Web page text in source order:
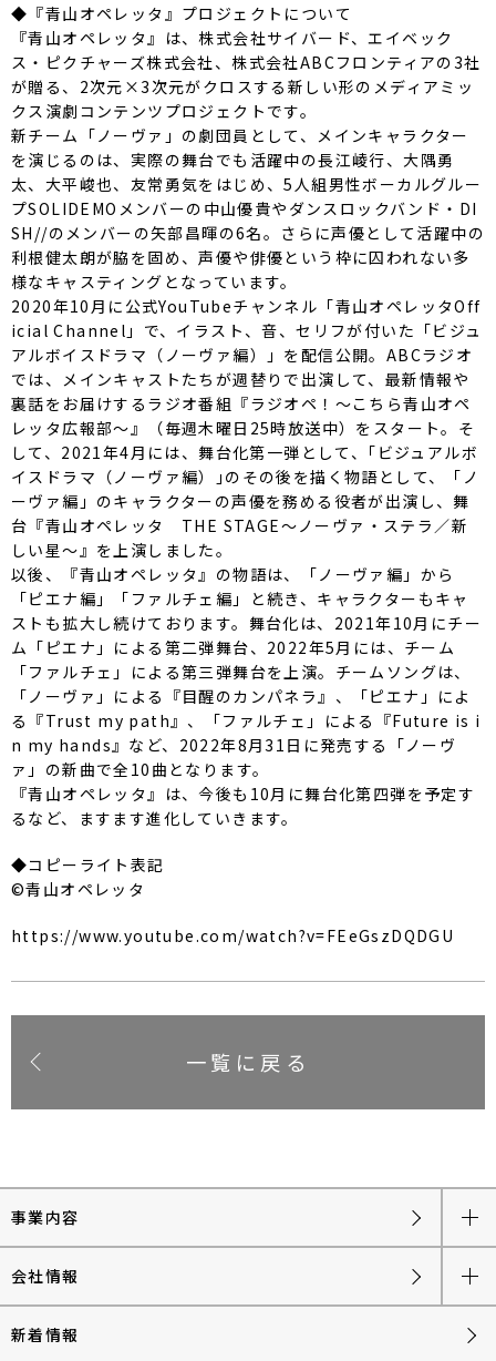
◆『青山オペレッタ』プロジェクトについて
『青山オペレッタ』は、株式会社サイバード、エイベック
ス・ピクチャーズ株式会社、株式会社ABCフロンティアの3社
が贈る、2次元×3次元がクロスする新しい形のメディアミッ
クス演劇コンテンツプロジェクトです。
新チーム「ノーヴァ」の劇団員として、メインキャラクター
を演じるのは、実際の舞台でも活躍中の長江崚行、大隅勇
太、大平峻也、友常勇気をはじめ、5人組男性ボーカルグルー
プSOLIDEMOメンバーの中山優貴やダンスロックバンド・DI
SH//のメンバーの矢部昌暉の6名。さらに声優として活躍中の
利根健太朗が脇を固め、声優や俳優という枠に囚われない多
様なキャスティングとなっています。
2020年10月に公式YouTubeチャンネル「青山オペレッタOff
icial Channel」で、イラスト、音、セリフが付いた「ビジュ
アルボイスドラマ（ノーヴァ編）」を配信公開。ABCラジオ
では、メインキャストたちが週替りで出演して、最新情報や
裏話をお届けするラジオ番組『ラジオペ！〜こちら青山オペ
レッタ広報部〜』（毎週木曜日25時放送中）をスタート。そ
して、2021年4月には、舞台化第一弾として、｢ビジュアルボ
イスドラマ（ノーヴァ編）｣のその後を描く物語として、「ノ
ーヴァ編」のキャラクターの声優を務める役者が出演し、舞
台『青山オペレッタ THE STAGE～ノーヴァ・ステラ／新
しい星～』を上演しました。
以後、『青山オペレッタ』の物語は、「ノーヴァ編」から
「ピエナ編」「ファルチェ編」と続き、キャラクターもキャ
ストも拡大し続けております。舞台化は、2021年10月にチー
ム「ピエナ」による第二弾舞台、2022年5月には、チーム
「ファルチェ」による第三弾舞台を上演。チームソングは、
「ノーヴァ」による『目醒のカンパネラ』、「ピエナ」によ
る『Trust my path』、「ファルチェ」による『Future is i
n my hands』など、2022年8月31日に発売する「ノーヴ
ァ」の新曲で全10曲となります。
『青山オペレッタ』は、今後も10月に舞台化第四弾を予定す
るなど、ますます進化していきます。
◆コピーライト表記
©青山オペレッタ
https://www.youtube.com/watch?v=FEeGszDQDGU
一覧に戻る
事業内容
会社情報
新着情報